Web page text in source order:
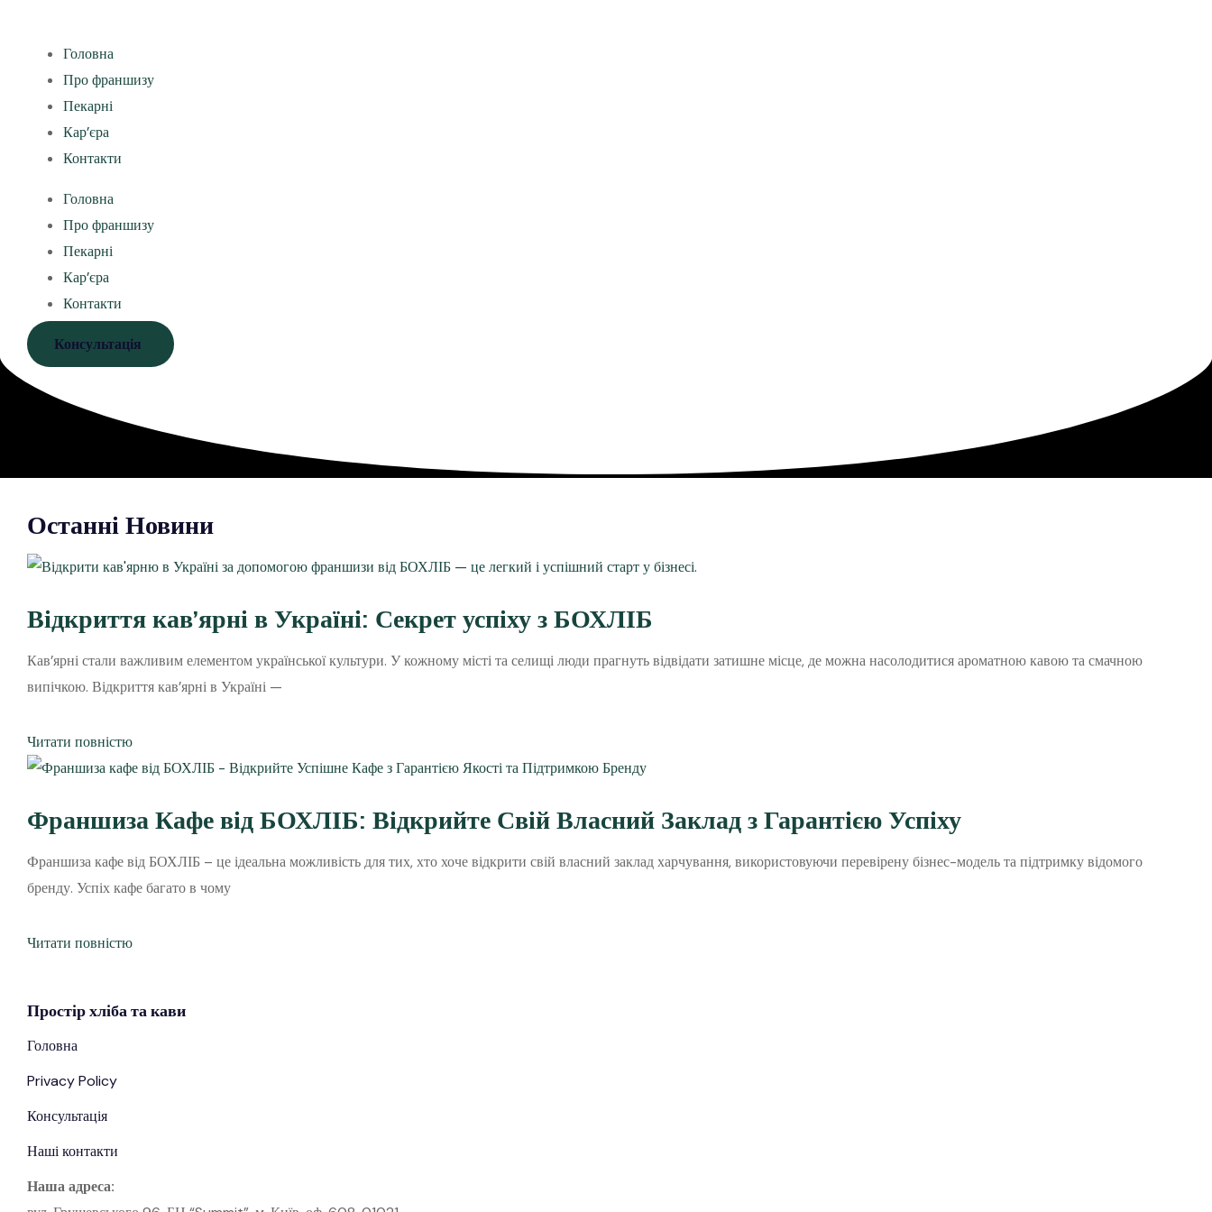
Головна
Про франшизу
Пекарні
Кар’єра
Контакти
Головна
Про франшизу
Пекарні
Кар’єра
Контакти
Консультація
Останні Новини
Відкриття кав’ярні в Україні: Секрет успіху з БОХЛІБ
Кав’ярні стали важливим елементом української культури. У кожному місті та селищі люди прагнуть відвідати затишне місце, де можна насолодитися ароматною кавою та смачною
випічкою. Відкриття кав’ярні в Україні —
Читати повністю
Франшиза Кафе від БОХЛІБ: Відкрийте Свій Власний Заклад з Гарантією Успіху
Франшиза кафе від БОХЛІБ – це ідеальна можливість для тих, хто хоче відкрити свій власний заклад харчування, використовуючи перевірену бізнес-модель та підтримку відомого
бренду. Успіх кафе багато в чому
Читати повністю
Простірхлібата кави
Головна
Privacy Policy
Консультація
Наші контакти
Наша адреса: